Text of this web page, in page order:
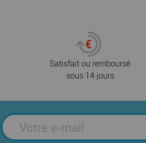
Satisfait ou remboursé
sous 14 jours